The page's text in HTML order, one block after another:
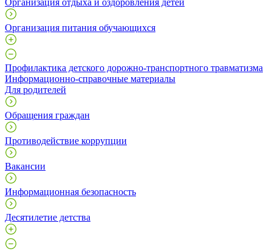
Организация питания обучающихся
Профилактика детского дорожно-транспортного травматизма
Информационно-справочные материалы
Для родителей
Обращения граждан
Противодействие коррупции
Вакансии
Информационная безопасность
Десятилетие детства